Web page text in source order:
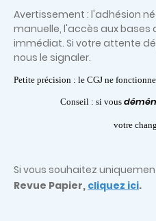
Avertissement : l'adhésion
manuelle, l'accès aux bases
immédiat. Si votre attente
nous le signaler.
Petite précision : le CGJ ne fonctionne
Conseil : si vous
votre
Si vous souhaitez
Revue Papier, cliquez ici.